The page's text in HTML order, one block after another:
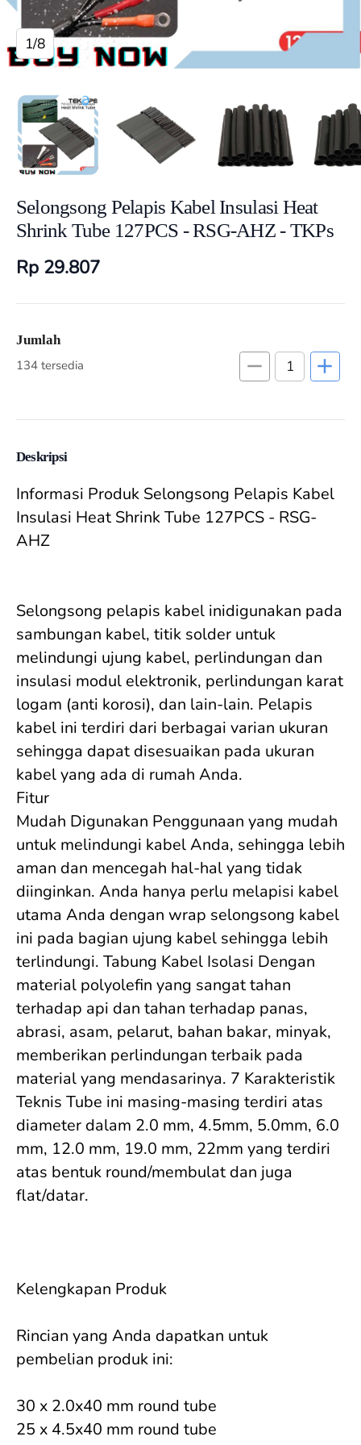
1/8
Selongsong Pelapis Kabel Insulasi Heat
Shrink Tube 127PCS - RSG-AHZ - TKPs
Rp 29.807
Jumlah
remove add
134 tersedia
Deskripsi
Informasi Produk Selongsong Pelapis Kabel
Insulasi Heat Shrink Tube 127PCS - RSG-
AHZ
Selongsong pelapis kabel inidigunakan pada
sambungan kabel, titik solder untuk
melindungi ujung kabel, perlindungan dan
insulasi modul elektronik, perlindungan karat
logam (anti korosi), dan lain-lain. Pelapis
kabel ini terdiri dari berbagai varian ukuran
sehingga dapat disesuaikan pada ukuran
kabel yang ada di rumah Anda.
Fitur
Mudah Digunakan Penggunaan yang mudah
untuk melindungi kabel Anda, sehingga lebih
aman dan mencegah hal-hal yang tidak
diinginkan. Anda hanya perlu melapisi kabel
utama Anda dengan wrap selongsong kabel
ini pada bagian ujung kabel sehingga lebih
terlindungi. Tabung Kabel Isolasi Dengan
material polyolefin yang sangat tahan
terhadap api dan tahan terhadap panas,
abrasi, asam, pelarut, bahan bakar, minyak,
memberikan perlindungan terbaik pada
material yang mendasarinya. 7 Karakteristik
Teknis Tube ini masing-masing terdiri atas
diameter dalam 2.0 mm, 4.5mm, 5.0mm, 6.0
mm, 12.0 mm, 19.0 mm, 22mm yang terdiri
atas bentuk round/membulat dan juga
flat/datar.
Kelengkapan Produk
Rincian yang Anda dapatkan untuk
pembelian produk ini:
30 x 2.0x40 mm round tube
25 x 4.5x40 mm round tube